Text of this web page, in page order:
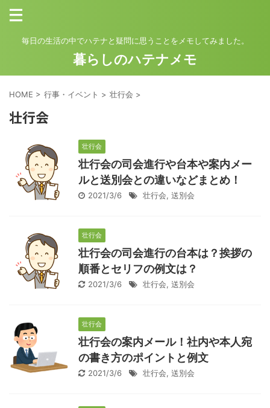
毎日の生活の中でハテナと疑問に思うことをメモしてみました。
暮らしのハテナメモ
HOME > 行事・イベント > 壮行会 >
壮行会
壮行会
壮行会の司会進行や台本や案内メー
ルと送別会との違いなどまとめ！
2021/3/6 壮行会, 送別会
壮行会
壮行会の司会進行の台本は？挨拶の
順番とセリフの例文は？
2021/3/6 壮行会, 送別会
壮行会
壮行会の案内メール！社内や本人宛
の書き方のポイントと例文
2021/3/6 壮行会, 送別会